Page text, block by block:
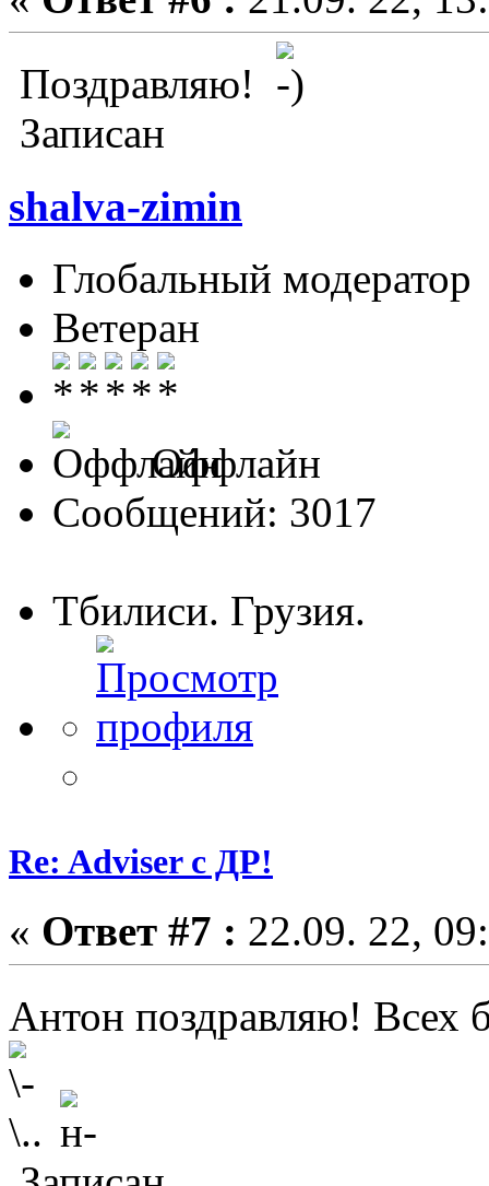
Поздравляю!
Записан
shalva-zimin
Глобальный модератор
Ветеран
Оффлайн
Сообщений: 3017
Тбилиси. Грузия.
Re: Adviser с ДР!
« Ответ #7 : 22.09. 22,
Антон поздравляю! Всех